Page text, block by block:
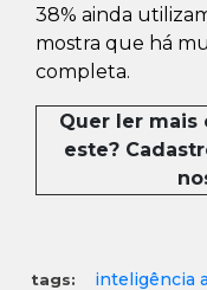
38% ainda
mostra que há
completa.
Quer ler
este?
tags: inteligência